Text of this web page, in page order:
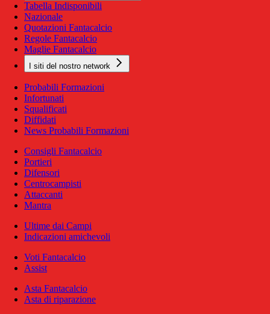
Tabella Indisponibili
Nazionale
Quotazioni Fantacalcio
Regole Fantacalcio
Maglie Fantacalcio
I siti del nostro network
Probabili Formazioni
Infortunati
Squalificati
Diffidati
News Probabili Formazioni
Consigli Fantacalcio
Portieri
Difensori
Centrocampisti
Attaccanti
Mantra
Ultime dai Campi
Indicazioni amichevoli
Voti Fantacalcio
Assist
Asta Fantacalcio
Asta di riparazione